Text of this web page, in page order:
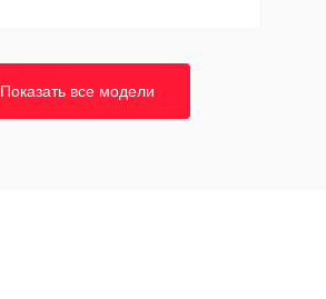
Показать все модели